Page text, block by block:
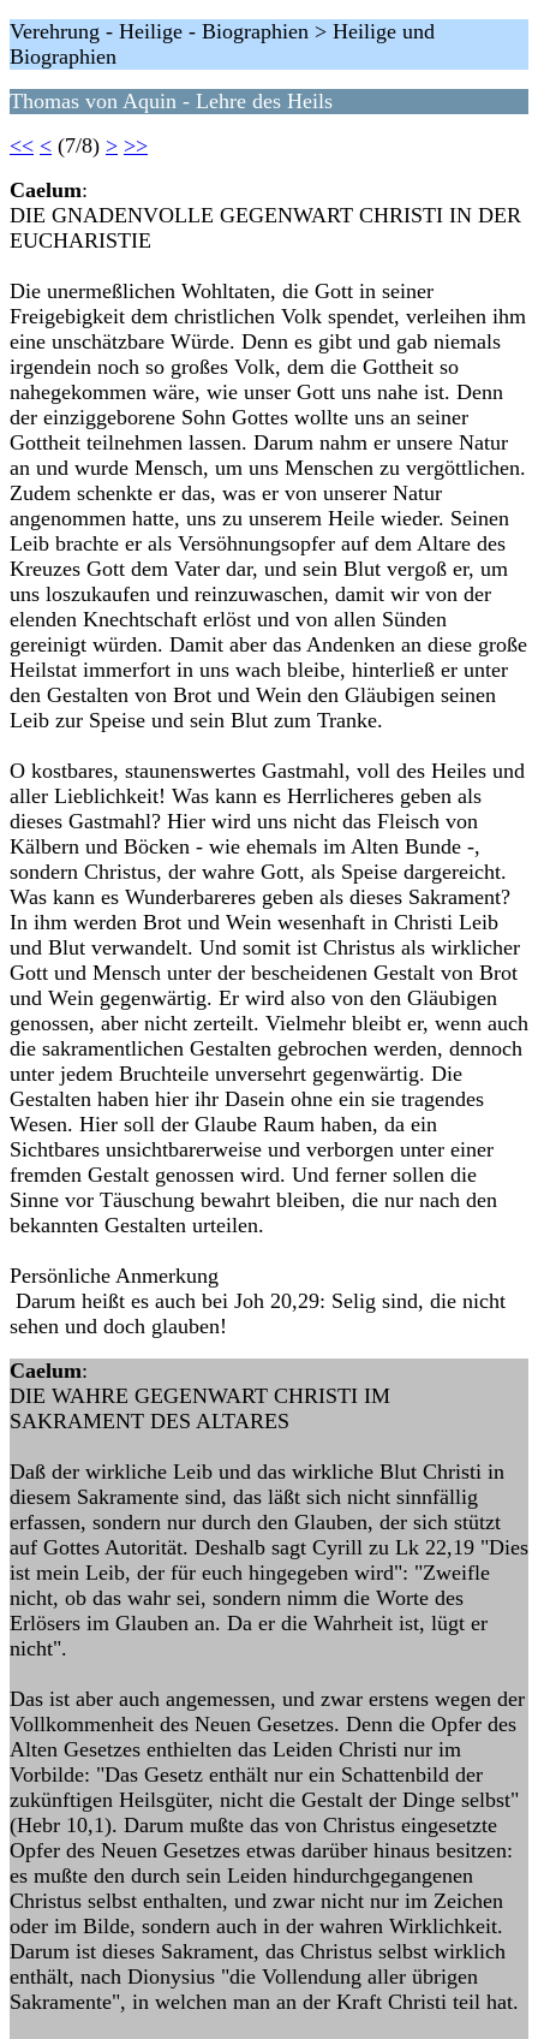
Verehrung - Heilige - Biographien > Heilige und
Biographien
Thomas von Aquin - Lehre des Heils
<< < (7/8) > >>
Caelum:
DIE GNADENVOLLE GEGENWART CHRISTI IN DER
EUCHARISTIE
Die unermeßlichen Wohltaten, die Gott in seiner
Freigebigkeit dem christlichen Volk spendet, verleihen ihm
eine unschätzbare Würde. Denn es gibt und gab niemals
irgendein noch so großes Volk, dem die Gottheit so
nahegekommen wäre, wie unser Gott uns nahe ist. Denn
der einziggeborene Sohn Gottes wollte uns an seiner
Gottheit teilnehmen lassen. Darum nahm er unsere Natur
an und wurde Mensch, um uns Menschen zu vergöttlichen.
Zudem schenkte er das, was er von unserer Natur
angenommen hatte, uns zu unserem Heile wieder. Seinen
Leib brachte er als Versöhnungsopfer auf dem Altare des
Kreuzes Gott dem Vater dar, und sein Blut vergoß er, um
uns loszukaufen und reinzuwaschen, damit wir von der
elenden Knechtschaft erlöst und von allen Sünden
gereinigt würden. Damit aber das Andenken an diese große
Heilstat immerfort in uns wach bleibe, hinterließ er unter
den Gestalten von Brot und Wein den Gläubigen seinen
Leib zur Speise und sein Blut zum Tranke.
O kostbares, staunenswertes Gastmahl, voll des Heiles und
aller Lieblichkeit! Was kann es Herrlicheres geben als
dieses Gastmahl? Hier wird uns nicht das Fleisch von
Kälbern und Böcken - wie ehemals im Alten Bunde -,
sondern Christus, der wahre Gott, als Speise dargereicht.
Was kann es Wunderbareres geben als dieses Sakrament?
In ihm werden Brot und Wein wesenhaft in Christi Leib
und Blut verwandelt. Und somit ist Christus als wirklicher
Gott und Mensch unter der bescheidenen Gestalt von Brot
und Wein gegenwärtig. Er wird also von den Gläubigen
genossen, aber nicht zerteilt. Vielmehr bleibt er, wenn auch
die sakramentlichen Gestalten gebrochen werden, dennoch
unter jedem Bruchteile unversehrt gegenwärtig. Die
Gestalten haben hier ihr Dasein ohne ein sie tragendes
Wesen. Hier soll der Glaube Raum haben, da ein
Sichtbares unsichtbarerweise und verborgen unter einer
fremden Gestalt genossen wird. Und ferner sollen die
Sinne vor Täuschung bewahrt bleiben, die nur nach den
bekannten Gestalten urteilen.
Persönliche Anmerkung
Darum heißt es auch bei Joh 20,29: Selig sind, die nicht
sehen und doch glauben!
Caelum:
DIE WAHRE GEGENWART CHRISTI IM
SAKRAMENT DES ALTARES
Daß der wirkliche Leib und das wirkliche Blut Christi in
diesem Sakramente sind, das läßt sich nicht sinnfällig
erfassen, sondern nur durch den Glauben, der sich stützt
auf Gottes Autorität. Deshalb sagt Cyrill zu Lk 22,19 "Dies
ist mein Leib, der für euch hingegeben wird": "Zweifle
nicht, ob das wahr sei, sondern nimm die Worte des
Erlösers im Glauben an. Da er die Wahrheit ist, lügt er
nicht".
Das ist aber auch angemessen, und zwar erstens wegen der
Vollkommenheit des Neuen Gesetzes. Denn die Opfer des
Alten Gesetzes enthielten das Leiden Christi nur im
Vorbilde: "Das Gesetz enthält nur ein Schattenbild der
zukünftigen Heilsgüter, nicht die Gestalt der Dinge selbst"
(Hebr 10,1). Darum mußte das von Christus eingesetzte
Opfer des Neuen Gesetzes etwas darüber hinaus besitzen:
es mußte den durch sein Leiden hindurchgegangenen
Christus selbst enthalten, und zwar nicht nur im Zeichen
oder im Bilde, sondern auch in der wahren Wirklichkeit.
Darum ist dieses Sakrament, das Christus selbst wirklich
enthält, nach Dionysius "die Vollendung aller übrigen
Sakramente", in welchen man an der Kraft Christi teil hat.